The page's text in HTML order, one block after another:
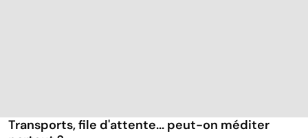
Transports, file d'attente... peut-on méditer